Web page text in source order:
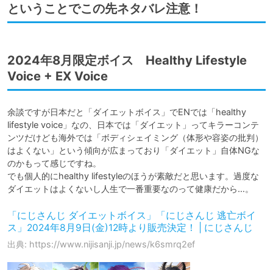
ということでこの先ネタバレ注意！
2024年8月限定ボイス Healthy Lifestyle
Voice + EX Voice
余談ですが日本だと「ダイエットボイス」でENでは「healthy
lifestyle voice」なの、日本では「ダイエット」ってキラーコンテ
ンツだけども海外では「ボディシェイミング（体形や容姿の批判）
はよくない」という傾向が広まっており「ダイエット」自体NGな
のかもって感じですね。
でも個人的にhealthy lifestyleのほうが素敵だと思います。過度な
「にじさんじ ダイエットボイス」「にじさんじ 逃亡ボイ
ス」2024年8月9日(金)12時より販売決定！ | にじさんじ
出典: https://www.nijisanji.jp/news/k6smrq2ef